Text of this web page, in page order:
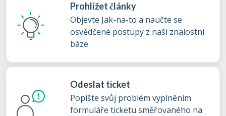
Prohlížet články
Objevte Jak-na-to a naučte se
osvědčené postupy z naší znalostní
báze
Odeslat ticket
Popište svůj problém vyplněním
formuláře ticketu směřovaného na